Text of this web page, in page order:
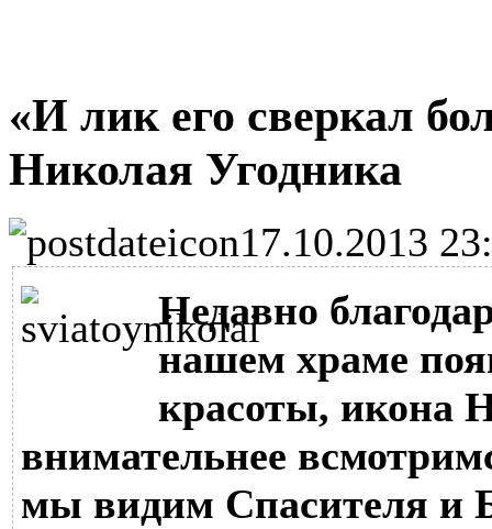
«И лик его сверкал
Николая Угодника
17.10.2013
Недавно
нашем храме
красоты, икона
внимательнее
мы видим Спасителя и